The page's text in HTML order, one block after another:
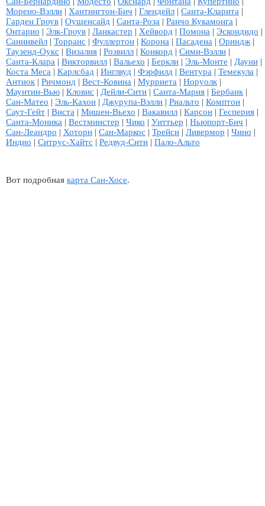
Морено-Вэлли | Хантингтон-Бич | Глендейл | Санта-Кларита |
Гарден Гроув | Оушенсайд | Санта-Роза | Ранчо Кукамонга |
Онтарио | Элк-Гроув | Ланкастер | Хейворд | Помона | Эскондидо |
Саннивейл | Торранс | Фуллертон | Корона | Пасадена | Ориндж|
Таузенд-Оукс | Визалия | Розвилл | Конкорд | Сими-Вэлли |
Санта-Клара | Викторвилл | Вальехо | Беркли | Эль-Монте | Дауни |
Коста Меса | Карлсбад | Инглвуд | Фэрфилд | Вентура | Темекула |
Антиок| Ричмонд | Вест-Ковина | Мурриета | Норуолк|
Маунтин-Вью | Кловис | Дейли-Сити | Санта-Мария | Бербанк|
Сан-Матео | Эль-Кахон | Джурупа-Вэлли | Риальто | Комптон |
Саут-Гейт | Виста | Мишен-Вьехо | Вакавилл | Карсон | Гесперия |
Санта-Моника | Вестминстер | Чико | Уиттьер | Ньюпорт-Бич |
Сан-Леандро | Хоторн | Сан-Маркос | Трейси | Ливермор | Чино |
Индио | Ситрус-Хайтс | Редвуд-Сити | Пало-Альто
Вот подробная карта Сан-Хосе.